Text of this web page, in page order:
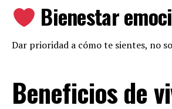
Bienestar
Dar prioridad a cómo te sientes, no
Beneficios de